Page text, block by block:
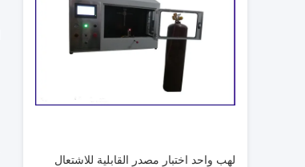
لهب واحد اختبار مصدر القابلية للاشتعال